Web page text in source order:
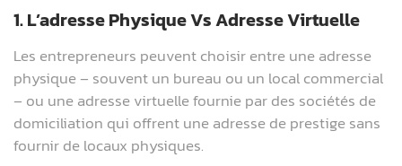
1. L’adresse Physique Vs Adresse Virtuelle
Les entrepreneurs peuvent choisir entre une adresse
physique – souvent un bureau ou un local commercial
– ou une adresse virtuelle fournie par des sociétés de
domiciliation qui offrent une adresse de prestige sans
fournir de locaux physiques.